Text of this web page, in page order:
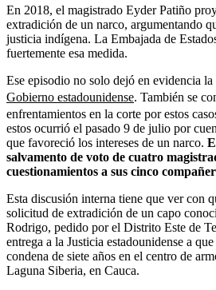
En 2018, el magistrado Eyder Patiño
extradición de un narco, argumentando
justicia indígena. La Embajada de
fuertemente esa medida.
Ese episodio no solo dejó en evidencia
Gobierno estadounidense. También se
enfrentamientos en la corte por estos
estos ocurrió el pasado 9 de julio por
que favoreció los intereses de un narco.
salvamento de voto de cuatro
cuestionamientos a sus cinco
Esta discusión interna tiene que ver con
solicitud de extradición de un capo
Rodrigo, pedido por el Distrito Este de
entrega a la Justicia estadounidense a
condena de siete años en el centro de
Laguna Siberia, en Cauca.